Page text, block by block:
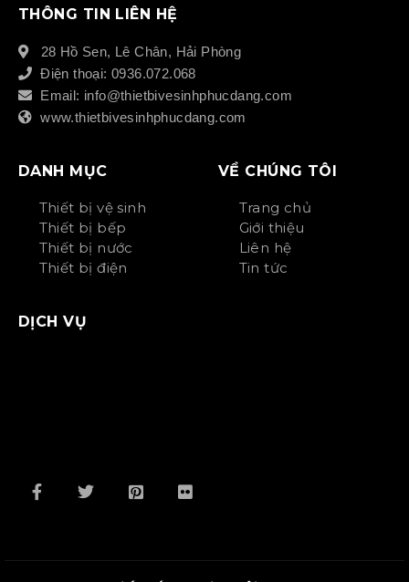
THÔNG TIN LIÊN HỆ
28 Hồ Sen, Lê Chân, Hải Phòng
Điện thoại: 0936.072.068
Email: info@thietbivesinhphucdang.com
www.thietbivesinhphucdang.com
DANH MỤC
Thiết bị vệ sinh
Thiết bị bếp
Thiết bị nước
Thiết bị điện
VỀ CHÚNG TÔI
Trang chủ
Giới thiệu
Liên hệ
Tin tức
DỊCH VỤ